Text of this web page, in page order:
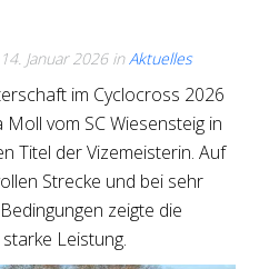
14. Januar 2026inAktuelles
im Cyclocross 2026
vom SC Wiesensteig in
Titel der Vizemeisterin. Auf
Strecke und bei sehr
zeigte die
Leistung.